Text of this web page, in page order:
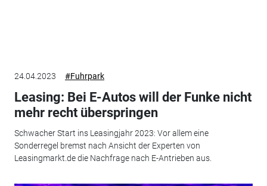
24.04.2023 #Fuhrpark
Leasing: Bei E-Autos will der Funke nicht
mehr recht überspringen
Schwacher Start ins Leasingjahr 2023: Vor allem eine
Sonderregel bremst nach Ansicht der Experten von
Leasingmarkt.de die Nachfrage nach E-Antrieben aus.